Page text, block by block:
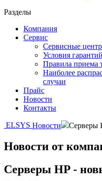
Разделы
Компания
Сервис
Сервисные
Условия
Правила приема
Наиболее
случаи
Прайс
Новости
Контакты
ELSYS Новости Серверы
Новости от
Серверы HP -